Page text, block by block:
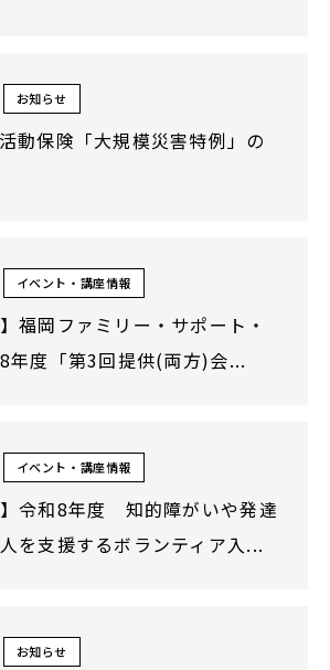
お知らせ
動保険「大規模災害特例」の
イベント・講座情報
福岡ファミリー・サポート・
年度「第3回提供(両方)会...
イベント・講座情報
】令和8年度 知的障がいや発達
を支援するボランティア入...
お知らせ